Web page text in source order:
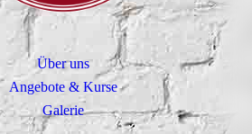
Über uns
Angebote & Kurse
Galerie